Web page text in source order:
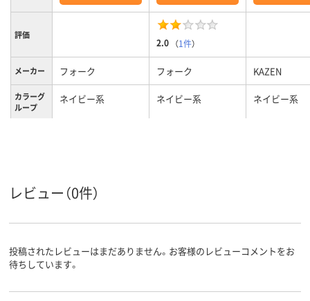
評価
2.0 （1件）
メーカー フォーク フォーク KAZEN
カラーグ
ループ
ネイビー系 ネイビー系 ネイビー系
レビュー（0件）
投稿されたレビューはまだありません。お客様のレビューコメントをお
待ちしています。